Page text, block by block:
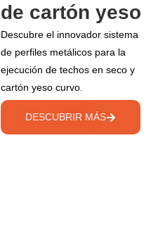
de cartón yeso
Descubre el innovador sistema
de perfiles metálicos para la
ejecución de techos en seco y
cartón yeso curvo.
DESCUBRIR MÁS